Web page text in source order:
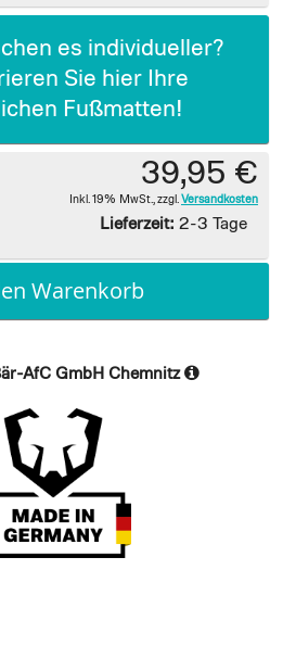
es individueller?
Sie hier Ihre
Fußmatten!
39,95 €
Inkl. 19% MwSt. zzgl. Versandkosten
Lieferzeit: 2-3 Tage
Warenkorb
AfC GmbH Chemnitz